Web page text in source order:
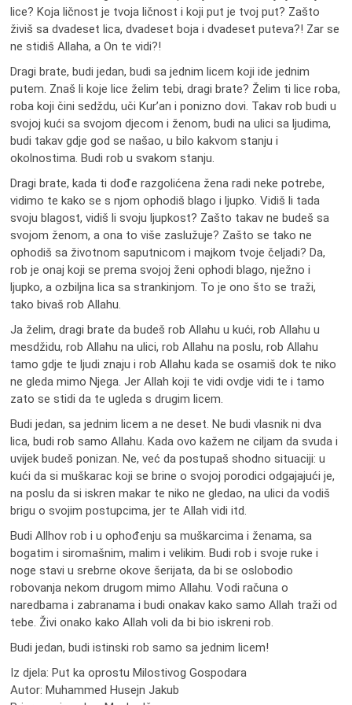
lice? Koja ličnost je tvoja ličnost i koji put je tvoj put? Zašto
živiš sa dvadeset lica, dvadeset boja i dvadeset puteva?! Zar se
ne stidiš Allaha, a On te vidi?!
Dragi brate, budi jedan, budi sa jednim licem koji ide jednim
putem. Znaš li koje lice želim tebi, dragi brate? Želim ti lice roba,
roba koji čini sedždu, uči Kur’an i ponizno dovi. Takav rob budi u
svojoj kući sa svojom djecom i ženom, budi na ulici sa ljudima,
budi takav gdje god se našao, u bilo kakvom stanju i
okolnostima. Budi rob u svakom stanju.
Dragi brate, kada ti dođe razgolićena žena radi neke potrebe,
vidimo te kako se s njom ophodiš blago i ljupko. Vidiš li tada
svoju blagost, vidiš li svoju ljupkost? Zašto takav ne budeš sa
svojom ženom, a ona to više zaslužuje? Zašto se tako ne
ophodiš sa životnom saputnicom i majkom tvoje čeljadi? Da,
rob je onaj koji se prema svojoj ženi ophodi blago, nježno i
ljupko, a ozbiljna lica sa strankinjom. To je ono što se traži,
tako bivaš rob Allahu.
Ja želim, dragi brate da budeš rob Allahu u kući, rob Allahu u
mesdžidu, rob Allahu na ulici, rob Allahu na poslu, rob Allahu
tamo gdje te ljudi znaju i rob Allahu kada se osamiš dok te niko
ne gleda mimo Njega. Jer Allah koji te vidi ovdje vidi te i tamo
zato se stidi da te ugleda s drugim licem.
Budi jedan, sa jednim licem a ne deset. Ne budi vlasnik ni dva
lica, budi rob samo Allahu. Kada ovo kažem ne ciljam da svuda i
uvijek budeš ponizan. Ne, već da postupaš shodno situaciji: u
kući da si muškarac koji se brine o svojoj porodici odgajajući je,
na poslu da si iskren makar te niko ne gledao, na ulici da vodiš
brigu o svojim postupcima, jer te Allah vidi itd.
Budi Allhov rob i u ophođenju sa muškarcima i ženama, sa
bogatim i siromašnim, malim i velikim. Budi rob i svoje ruke i
noge stavi u srebrne okove šerijata, da bi se oslobodio
robovanja nekom drugom mimo Allahu. Vodi računa o
naredbama i zabranama i budi onakav kako samo Allah traži od
tebe. Živi onako kako Allah voli da bi bio iskreni rob.
Budi jedan, budi istinski rob samo sa jednim licem!
Iz djela: Put ka oprostu Milostivog Gospodara
Autor: Muhammed Husejn Jakub